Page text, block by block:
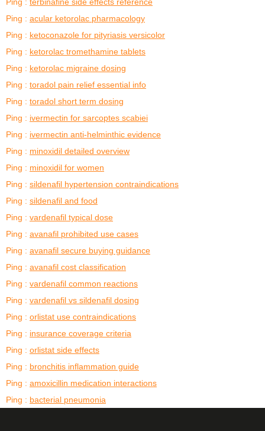
Ping : acular ketorolac pharmacology
Ping : ketoconazole for pityriasis versicolor
Ping : ketorolac tromethamine tablets
Ping : ketorolac migraine dosing
Ping : toradol pain relief essential info
Ping : toradol short term dosing
Ping : ivermectin for sarcoptes scabiei
Ping : ivermectin anti‑helminthic evidence
Ping : minoxidil detailed overview
Ping : minoxidil for women
Ping : sildenafil hypertension contraindications
Ping : sildenafil and food
Ping : vardenafil typical dose
Ping : avanafil prohibited use cases
Ping : avanafil secure buying guidance
Ping : avanafil cost classification
Ping : vardenafil common reactions
Ping : vardenafil vs sildenafil dosing
Ping : orlistat use contraindications
Ping : insurance coverage criteria
Ping : orlistat side effects
Ping : bronchitis inflammation guide
Ping : amoxicillin medication interactions
Ping : bacterial pneumonia